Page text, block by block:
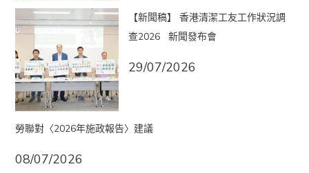
【新聞稿】 香港清潔工友工作狀況調
查2026 新聞發布會
29/07/2026
勞聯對〈2026年施政報告〉建議
08/07/2026